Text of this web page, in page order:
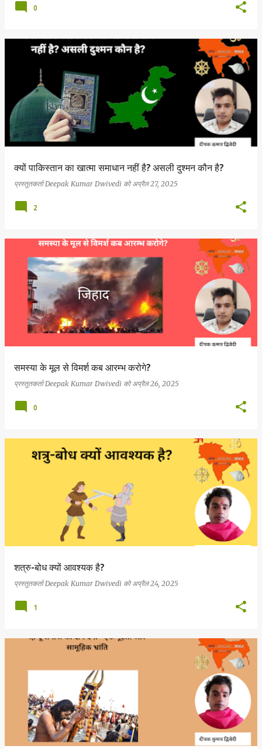
0
क्यों पाकिस्तान का खात्मा समाधान नहीं है? असली दुश्मन कौन है?
प्रस्तुतकर्ताDeepak Kumar Dwivedi कोअप्रैल 27, 2025
2
समस्या के मूल से विमर्श कब आरम्भ करोगे?
प्रस्तुतकर्ताDeepak Kumar Dwivedi कोअप्रैल 26, 2025
0
शत्रु-बोध क्यों आवश्यक है?
प्रस्तुतकर्ताDeepak Kumar Dwivedi कोअप्रैल 24, 2025
1